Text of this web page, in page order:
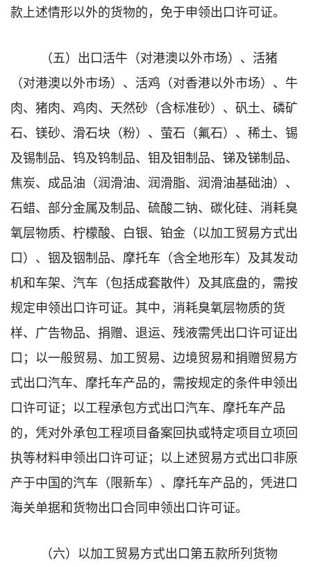
款上述情形以外的货物的，免于申领出口许可证。
（五）出口活牛（对港澳以外市场）、活猪
（对港澳以外市场）、活鸡（对香港以外市场）、牛
肉、猪肉、鸡肉、天然砂（含标准砂）、矾土、磷矿
石、镁砂、滑石块（粉）、萤石（氟石）、稀土、锡
及锡制品、钨及钨制品、钼及钼制品、锑及锑制品、
焦炭、成品油（润滑油、润滑脂、润滑油基础油）、
石蜡、部分金属及制品、硫酸二钠、碳化硅、消耗臭
氧层物质、柠檬酸、白银、铂金（以加工贸易方式出
口）、铟及铟制品、摩托车（含全地形车）及其发动
机和车架、汽车（包括成套散件）及其底盘的，需按
规定申领出口许可证。其中，消耗臭氧层物质的货
样、广告物品、捐赠、退运、残液需凭出口许可证出
口；以一般贸易、加工贸易、边境贸易和捐赠贸易方
式出口汽车、摩托车产品的，需按规定的条件申领出
口许可证；以工程承包方式出口汽车、摩托车产品
的，凭对外承包工程项目备案回执或特定项目立项回
执等材料申领出口许可证；以上述贸易方式出口非原
产于中国的汽车（限新车）、摩托车产品的，凭进口
海关单据和货物出口合同申领出口许可证。
（六）以加工贸易方式出口第五款所列货物